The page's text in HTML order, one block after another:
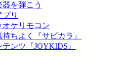
を弾こう
リ
オケリモコン
ちよく『サビカラ』
ンツ『JOYKIDS』